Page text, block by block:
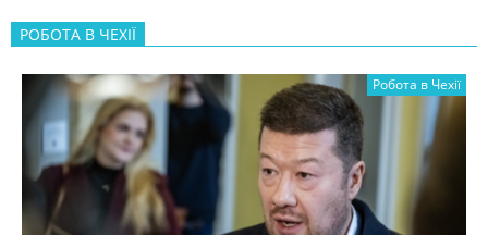
РОБОТА В ЧЕХІЇ
Робота в Чехії